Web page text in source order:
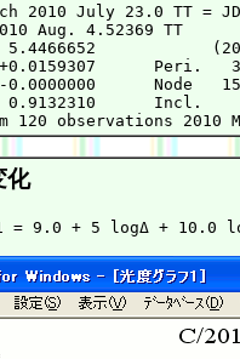
2010 July 23.0 TT =
Aug. 4.52369
5.4466652
Peri.
0.0000000      Node
Incl.
化